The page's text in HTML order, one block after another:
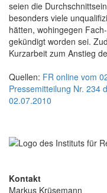
seien die
besonders viele
hätten, wohingegen
gekündigt worden sei.
Kurzarbeit zum Anstieg
Quellen: FR online vom
Pressemitteilung Nr. 234
02.07.2010
Kontakt
Markus Krüsemann